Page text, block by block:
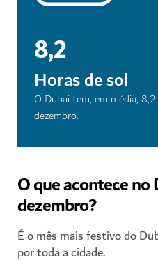
8,2
Horas de sol
O Dubai tem, em média,
dezembro.
O que acontece no
dezembro?
É o mês mais festivo do
por toda a cidade.